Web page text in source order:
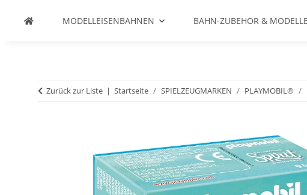
MODELLEISENBAHNEN BAHN-ZUBEHÖR &
Zurück zur Liste Startseite SPIELZEUGMARKEN PLAYMOBIL®